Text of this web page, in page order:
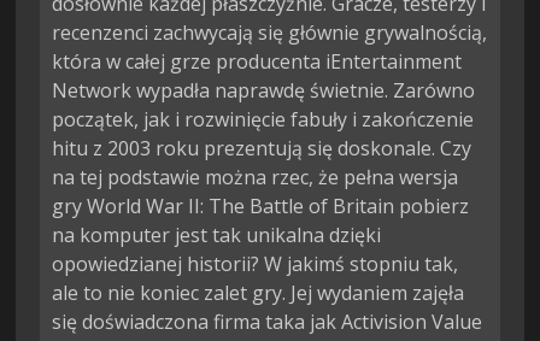
recenzenci zachwycają się głównie grywalnością,
która w całej grze producenta iEntertainment
Network wypadła naprawdę świetnie. Zarówno
początek, jak i rozwinięcie fabuły i zakończenie
hitu z 2003 roku prezentują się doskonale. Czy
na tej podstawie można rzec, że pełna wersja
gry World War II: The Battle of Britain pobierz
na komputer jest tak unikalna dzięki
opowiedzianej historii? W jakimś stopniu tak,
ale to nie koniec zalet gry. Jej wydaniem zajęła
się doświadczona firma taka jak Activision Value